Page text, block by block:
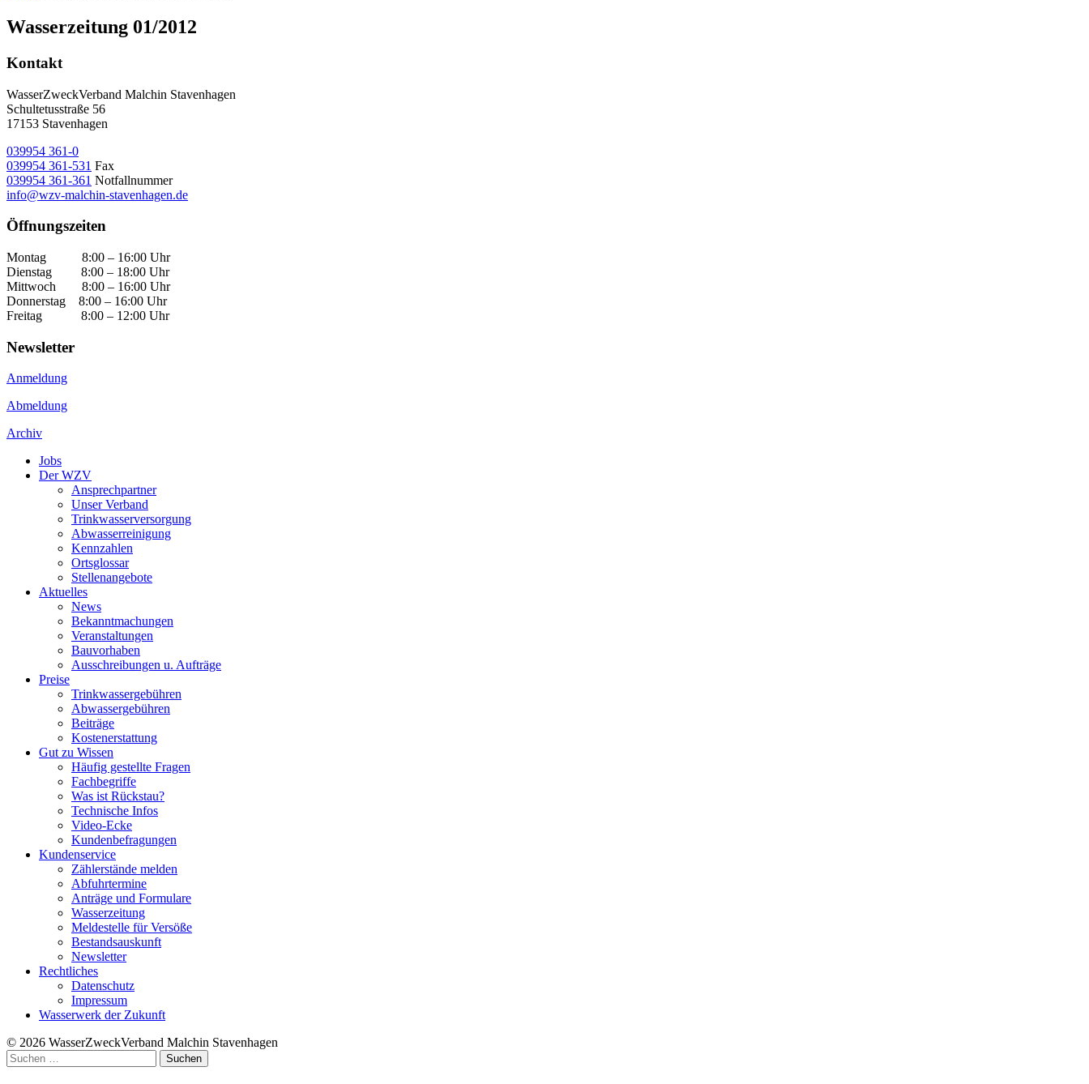
Wasserzeitung 01/2012
Kontakt
WasserZweckVerband­ Malchin Stavenhagen
Schultetusstraße 56
17153 Stavenhagen
039954 361-0
039954 361-531 Fax
039954 361-361 Notfallnummer
info@wzv-malchin-stavenhagen.de
Öffnungszeiten
Montag 8:00 – 16:00 Uhr
Dienstag 8:00 – 18:00 Uhr
Mittwoch 8:00 – 16:00 Uhr
Donnerstag 8:00 – 16:00 Uhr
Freitag 8:00 – 12:00 Uhr
Newsletter
Anmeldung
Abmeldung
Archiv
Jobs
Der WZV
Ansprechpartner
Unser Verband
Trinkwasser­versorgung
Abwasserreinigung
Kennzahlen
Ortsglossar
Stellenangebote
Aktuelles
News
Bekanntmachungen
Veranstaltungen
Bauvorhaben
Ausschreibungen u. Aufträge
Preise
Trinkwassergebühren
Abwassergebühren
Beiträge
Kostenerstattung
Gut zu Wissen
Häufig gestellte Fragen
Fachbegriffe
Was ist Rückstau?
Technische Infos
Video-Ecke
Kundenbefragungen
Kundenservice
Zählerstände melden
Abfuhrtermine
Anträge und Formulare
Wasserzeitung
Meldestelle für Versöße
Bestandsauskunft
Newsletter
Rechtliches
Datenschutz
Impressum
Wasserwerk der Zukunft
© 2026 WasserZweckVerband­ Malchin Stavenhagen